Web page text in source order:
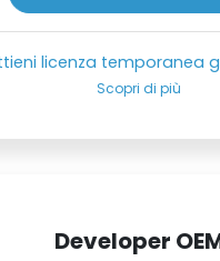
licenza temporanea
Scopri di più
Developer